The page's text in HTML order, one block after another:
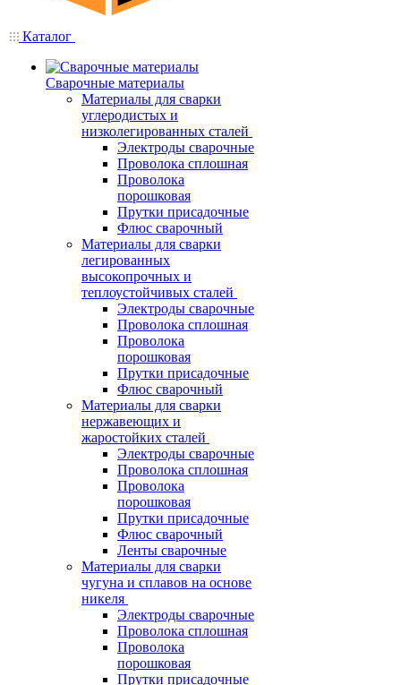
Каталог
Сварочные материалы
Материалы для сварки
углеродистых и
низколегированных сталей
Электроды сварочные
Проволока сплошная
Проволока
порошковая
Прутки присадочные
Флюс сварочный
Материалы для сварки
легированных
высокопрочных и
теплоустойчивых сталей
Электроды сварочные
Проволока сплошная
Проволока
порошковая
Прутки присадочные
Флюс сварочный
Материалы для сварки
нержавеющих и
жаростойких сталей
Электроды сварочные
Проволока сплошная
Проволока
порошковая
Прутки присадочные
Флюс сварочный
Ленты сварочные
Материалы для сварки
чугуна и сплавов на основе
никеля
Электроды сварочные
Проволока сплошная
Проволока
порошковая
Прутки присадочные